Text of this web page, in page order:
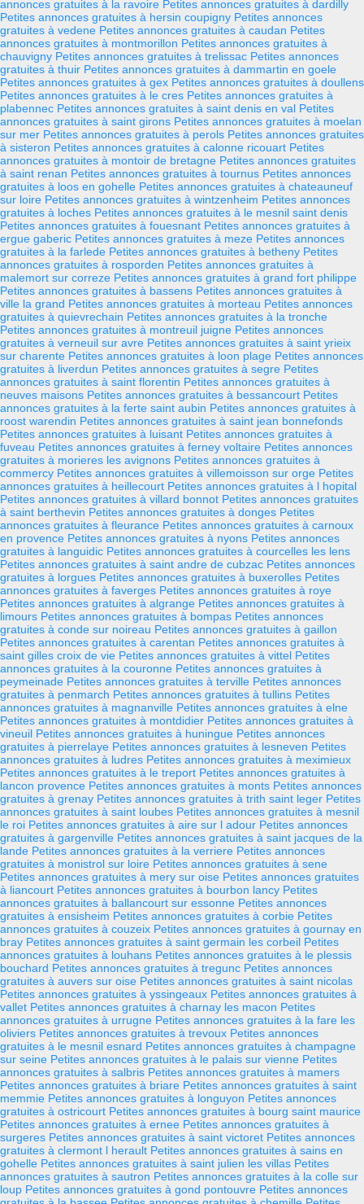
annonces gratuites à la ravoire Petites annonces gratuites à dardilly
Petites annonces gratuites à hersin coupigny Petites annonces
gratuites à vedene Petites annonces gratuites à caudan Petites
annonces gratuites à montmorillon Petites annonces gratuites à
chauvigny Petites annonces gratuites à trelissac Petites annonces
gratuites à thuir Petites annonces gratuites à dammartin en goele
Petites annonces gratuites à gex Petites annonces gratuites à doullens
Petites annonces gratuites à le cres Petites annonces gratuites à
plabennec Petites annonces gratuites à saint denis en val Petites
annonces gratuites à saint girons Petites annonces gratuites à moelan
sur mer Petites annonces gratuites à perols Petites annonces gratuites
à sisteron Petites annonces gratuites à calonne ricouart Petites
annonces gratuites à montoir de bretagne Petites annonces gratuites
à saint renan Petites annonces gratuites à tournus Petites annonces
gratuites à loos en gohelle Petites annonces gratuites à chateauneuf
sur loire Petites annonces gratuites à wintzenheim Petites annonces
gratuites à loches Petites annonces gratuites à le mesnil saint denis
Petites annonces gratuites à fouesnant Petites annonces gratuites à
ergue gaberic Petites annonces gratuites à meze Petites annonces
gratuites à la farlede Petites annonces gratuites à betheny Petites
annonces gratuites à rosporden Petites annonces gratuites à
malemort sur correze Petites annonces gratuites à grand fort philippe
Petites annonces gratuites à bassens Petites annonces gratuites à
ville la grand Petites annonces gratuites à morteau Petites annonces
gratuites à quievrechain Petites annonces gratuites à la tronche
Petites annonces gratuites à montreuil juigne Petites annonces
gratuites à verneuil sur avre Petites annonces gratuites à saint yrieix
sur charente Petites annonces gratuites à loon plage Petites annonces
gratuites à liverdun Petites annonces gratuites à segre Petites
annonces gratuites à saint florentin Petites annonces gratuites à
neuves maisons Petites annonces gratuites à bessancourt Petites
annonces gratuites à la ferte saint aubin Petites annonces gratuites à
roost warendin Petites annonces gratuites à saint jean bonnefonds
Petites annonces gratuites à luisant Petites annonces gratuites à
fuveau Petites annonces gratuites à ferney voltaire Petites annonces
gratuites à morieres les avignons Petites annonces gratuites à
commercy Petites annonces gratuites à villemoisson sur orge Petites
annonces gratuites à heillecourt Petites annonces gratuites à l hopital
Petites annonces gratuites à villard bonnot Petites annonces gratuites
à saint berthevin Petites annonces gratuites à donges Petites
annonces gratuites à fleurance Petites annonces gratuites à carnoux
en provence Petites annonces gratuites à nyons Petites annonces
gratuites à languidic Petites annonces gratuites à courcelles les lens
Petites annonces gratuites à saint andre de cubzac Petites annonces
gratuites à lorgues Petites annonces gratuites à buxerolles Petites
annonces gratuites à faverges Petites annonces gratuites à roye
Petites annonces gratuites à algrange Petites annonces gratuites à
limours Petites annonces gratuites à bompas Petites annonces
gratuites à conde sur noireau Petites annonces gratuites à gaillon
Petites annonces gratuites à carentan Petites annonces gratuites à
saint gilles croix de vie Petites annonces gratuites à vittel Petites
annonces gratuites à la couronne Petites annonces gratuites à
peymeinade Petites annonces gratuites à terville Petites annonces
gratuites à penmarch Petites annonces gratuites à tullins Petites
annonces gratuites à magnanville Petites annonces gratuites à elne
Petites annonces gratuites à montdidier Petites annonces gratuites à
vineuil Petites annonces gratuites à huningue Petites annonces
gratuites à pierrelaye Petites annonces gratuites à lesneven Petites
annonces gratuites à ludres Petites annonces gratuites à meximieux
Petites annonces gratuites à le treport Petites annonces gratuites à
lancon provence Petites annonces gratuites à monts Petites annonces
gratuites à grenay Petites annonces gratuites à trith saint leger Petites
annonces gratuites à saint loubes Petites annonces gratuites à mesnil
le roi Petites annonces gratuites à aire sur l adour Petites annonces
gratuites à gargenville Petites annonces gratuites à saint jacques de la
lande Petites annonces gratuites à la verriere Petites annonces
gratuites à monistrol sur loire Petites annonces gratuites à sene
Petites annonces gratuites à mery sur oise Petites annonces gratuites
à liancourt Petites annonces gratuites à bourbon lancy Petites
annonces gratuites à ballancourt sur essonne Petites annonces
gratuites à ensisheim Petites annonces gratuites à corbie Petites
annonces gratuites à couzeix Petites annonces gratuites à gournay en
bray Petites annonces gratuites à saint germain les corbeil Petites
annonces gratuites à louhans Petites annonces gratuites à le plessis
bouchard Petites annonces gratuites à tregunc Petites annonces
gratuites à auvers sur oise Petites annonces gratuites à saint nicolas
Petites annonces gratuites à yssingeaux Petites annonces gratuites à
vallet Petites annonces gratuites à charnay les macon Petites
annonces gratuites à urrugne Petites annonces gratuites à la fare les
oliviers Petites annonces gratuites à trevoux Petites annonces
gratuites à le mesnil esnard Petites annonces gratuites à champagne
sur seine Petites annonces gratuites à le palais sur vienne Petites
annonces gratuites à salbris Petites annonces gratuites à mamers
Petites annonces gratuites à briare Petites annonces gratuites à saint
memmie Petites annonces gratuites à longuyon Petites annonces
gratuites à ostricourt Petites annonces gratuites à bourg saint maurice
Petites annonces gratuites à ernee Petites annonces gratuites à
surgeres Petites annonces gratuites à saint victoret Petites annonces
gratuites à clermont l herault Petites annonces gratuites à sains en
gohelle Petites annonces gratuites à saint julien les villas Petites
annonces gratuites à sautron Petites annonces gratuites à la colle sur
loup Petites annonces gratuites à gond pontouvre Petites annonces